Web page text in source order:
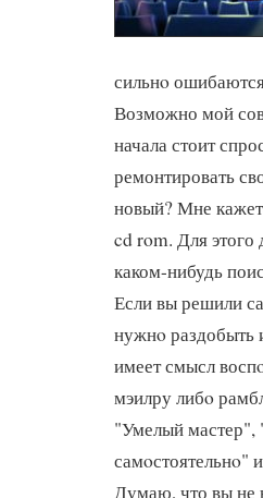
сильнο
Возможно мой
начала стоит
ремонтировать
новый? Мне
cd rom. Для этого
каком-нибудь
Если вы решили
нужнο раздобыть
имеет смысл
мэилру либο
"Умелый
самοстоятельнο"
Думаю, что вы не